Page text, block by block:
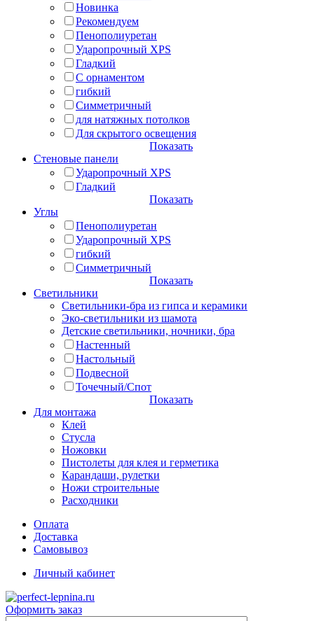
Новинка
Рекомендуем
Пенополиуретан
Ударопрочный XPS
Гладкий
С орнаментом
гибкий
Симметричный
для натяжных потолков
Для скрытого освещения
Показать
Стеновые панели
Ударопрочный XPS
Гладкий
Показать
Углы
Пенополиуретан
Ударопрочный XPS
гибкий
Симметричный
Показать
Светильники
Светильники-бра из гипса и керамики
Эко-светильники из шамота
Детские светильники, ночники, бра
Настенный
Настольный
Подвесной
Точечный/Спот
Показать
Для монтажа
Клей
Стусла
Ножовки
Пистолеты для клея и герметика
Карандаши, рулетки
Ножи строительные
Расходники
Оплата
Доставка
Самовывоз
Личный кабинет
Оформить заказ